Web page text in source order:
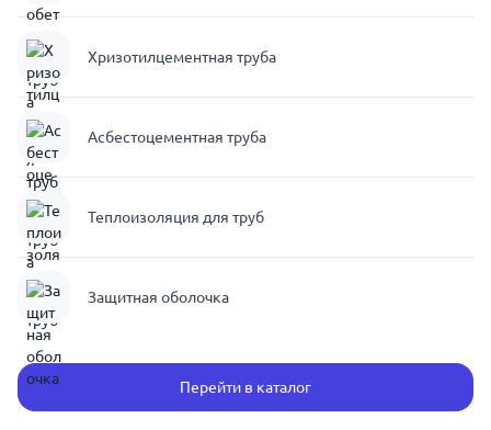
Хризотилцементная труба
Асбестоцементная труба
Теплоизоляция для труб
Защитная оболочка
Перейти в каталог